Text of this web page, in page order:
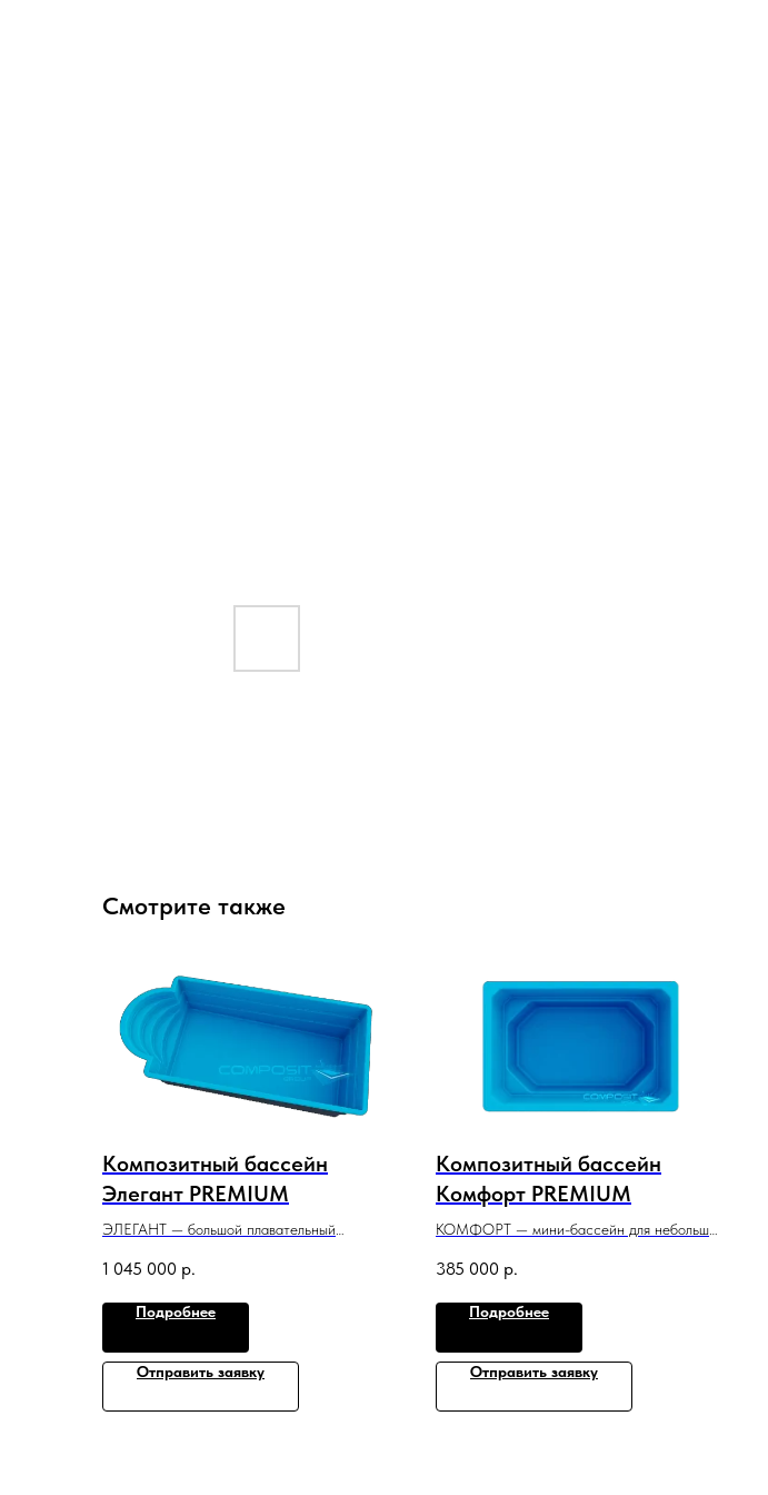
Смотрите также
Композитный бассейн
Элегант PREMIUM
ЭЛЕГАНТ — большой плавательный
полностью оправдывает название модели.
7,2 м x 3,2 м x 1,3−1,75 м
1 045 000 р.
Подробнее
Отправить заявку
Композитный бассейн
Комфорт PREMIUM
КОМФОРТ — мини-бассейн для небольшой
релаксации в воде.
3 м x 2 м x 1,5 м
385 000 р.
Подробнее
Отправить заявку